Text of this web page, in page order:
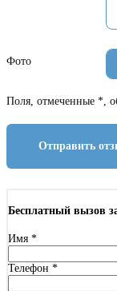
Фото
Поля, отмеченные *,
Отправить
Бесплатный вызов
Имя *
Телефон *